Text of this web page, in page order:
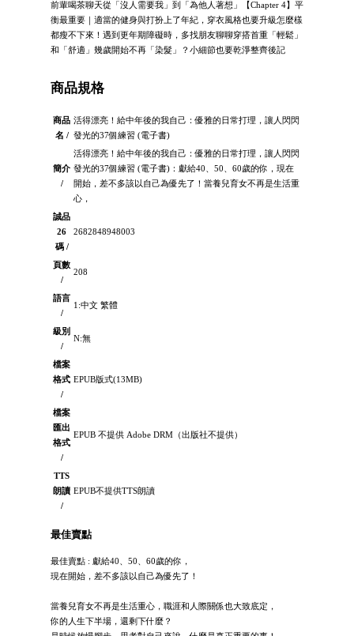
前輩喝茶聊天從「沒人需要我」到「為他人著想」【Chapter 4】平
衡最重要｜適當的健身與打扮上了年紀，穿衣風格也要升級怎麼樣
都瘦不下來！遇到更年期障礙時，多找朋友聊聊穿搭首重「輕鬆」
和「舒適」幾歲開始不再「染髮」？小細節也要乾淨整齊後記
商品規格
商品
名 /
活得漂亮！給中年後的我自己：優雅的日常打理，讓人閃閃
發光的37個練習 (電子書)
簡介
/
活得漂亮！給中年後的我自己：優雅的日常打理，讓人閃閃
發光的37個練習 (電子書)：獻給40、50、60歲的你，現在
開始，差不多該以自己為優先了！當養兒育女不再是生活重
心，
誠品
26
碼 /
2682848948003
頁數
/
208
語言
/
1:中文 繁體
級別
/
N:無
檔案
格式
/
EPUB版式(13MB)
檔案
匯出
格式
/
EPUB 不提供 Adobe DRM（出版社不提供）
TTS
朗讀
/
EPUB不提供TTS朗讀
最佳賣點
最佳賣點 : 獻給40、50、60歲的你，
現在開始，差不多該以自己為優先了！
當養兒育女不再是生活重心，職涯和人際關係也大致底定，
你的人生下半場，還剩下什麼？